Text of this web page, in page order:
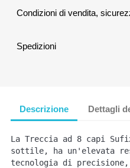
Condizioni di vendita,
Spedizioni
Descrizione Dettagli
L a Treccia ad 8 capi
sottile, ha un'elevata
tecnologia di precisione,